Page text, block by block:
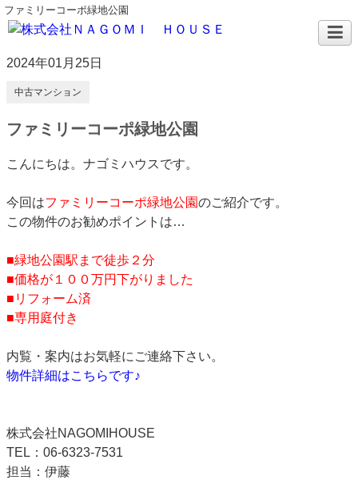
ファミリーコーポ緑地公園
2024年01月25日
中古マンション
ファミリーコーポ緑地公園
こんにちは。ナゴミハウスです。
今回はファミリーコーポ緑地公園のご紹介です。
この物件のお勧めポイントは…
■緑地公園駅まで徒歩２分
■価格が１００万円下がりました
■リフォーム済
■専用庭付き
内覧・案内はお気軽にご連絡下さい。
物件詳細はこちらです♪
株式会社NAGOMIHOUSE
TEL：06-6323-7531
担当：伊藤